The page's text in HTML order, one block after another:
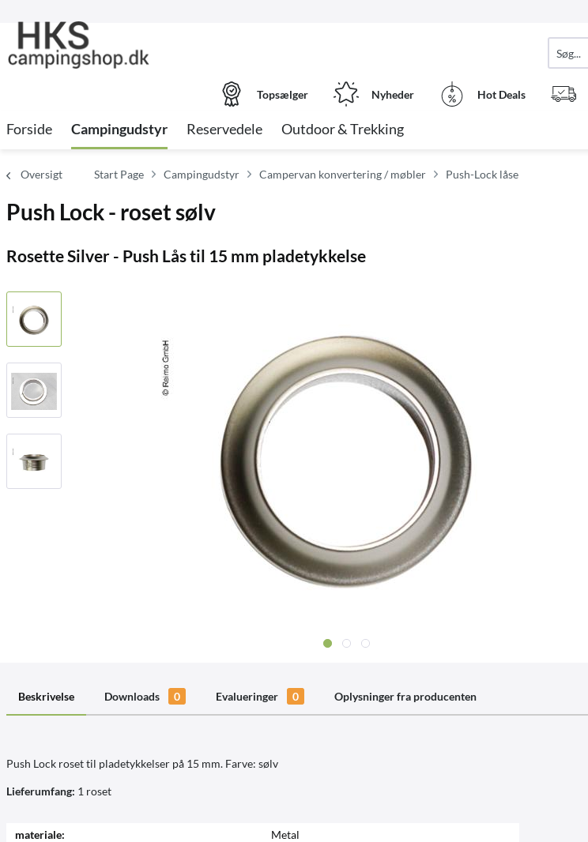
Topsælger Nyheder Hot Deals
Forside Campingudstyr Reservedele Outdoor & Trekking
Oversigt Start Page Campingudstyr Campervan konvertering / møbler Push-Lock låse
Push Lock - roset sølv
Rosette Silver - Push Lås til 15 mm pladetykkelse
Beskrivelse Downloads 0 Evalueringer 0 Oplysninger fra producenten
Push Lock roset til pladetykkelser på 15 mm. Farve: sølv
Lieferumfang: 1 roset
materiale:
Metal